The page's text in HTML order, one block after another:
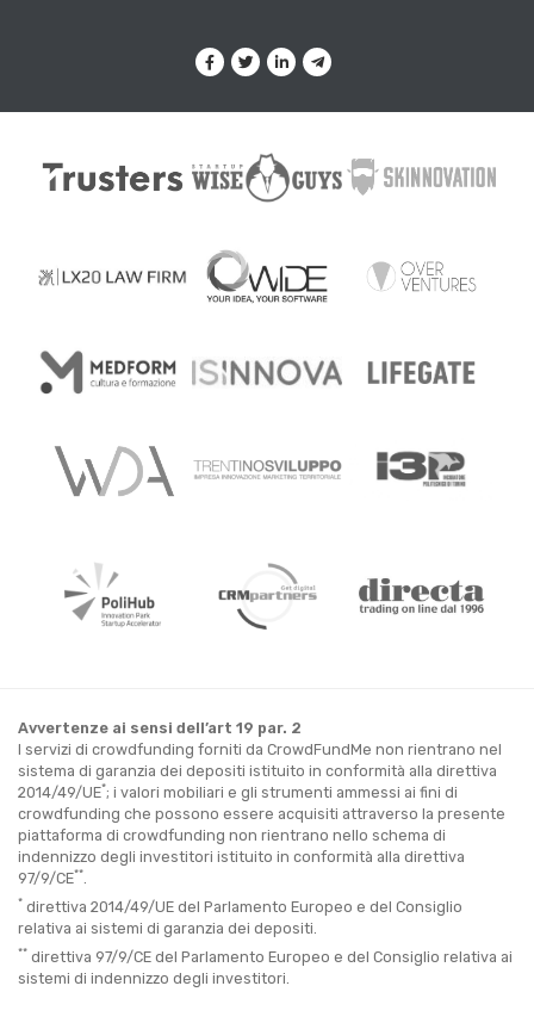
Avvertenze ai sensi dell’art 19 par. 2
I servizi di crowdfunding forniti da CrowdFundMe non rientrano nel
sistema di garanzia dei depositi istituito in conformità alla direttiva
2014/49/UE*; i valori mobiliari e gli strumenti ammessi ai fini di
crowdfunding che possono essere acquisiti attraverso la presente
piattaforma di crowdfunding non rientrano nello schema di
indennizzo degli investitori istituito in conformità alla direttiva
97/9/CE**
* direttiva 2014/49/UE del Parlamento Europeo e del Consiglio
relativa ai sistemi di garanzia dei depositi.
** direttiva 97/9/CE del Parlamento Europeo e del Consiglio relativa ai
sistemi di indennizzo degli investitori.